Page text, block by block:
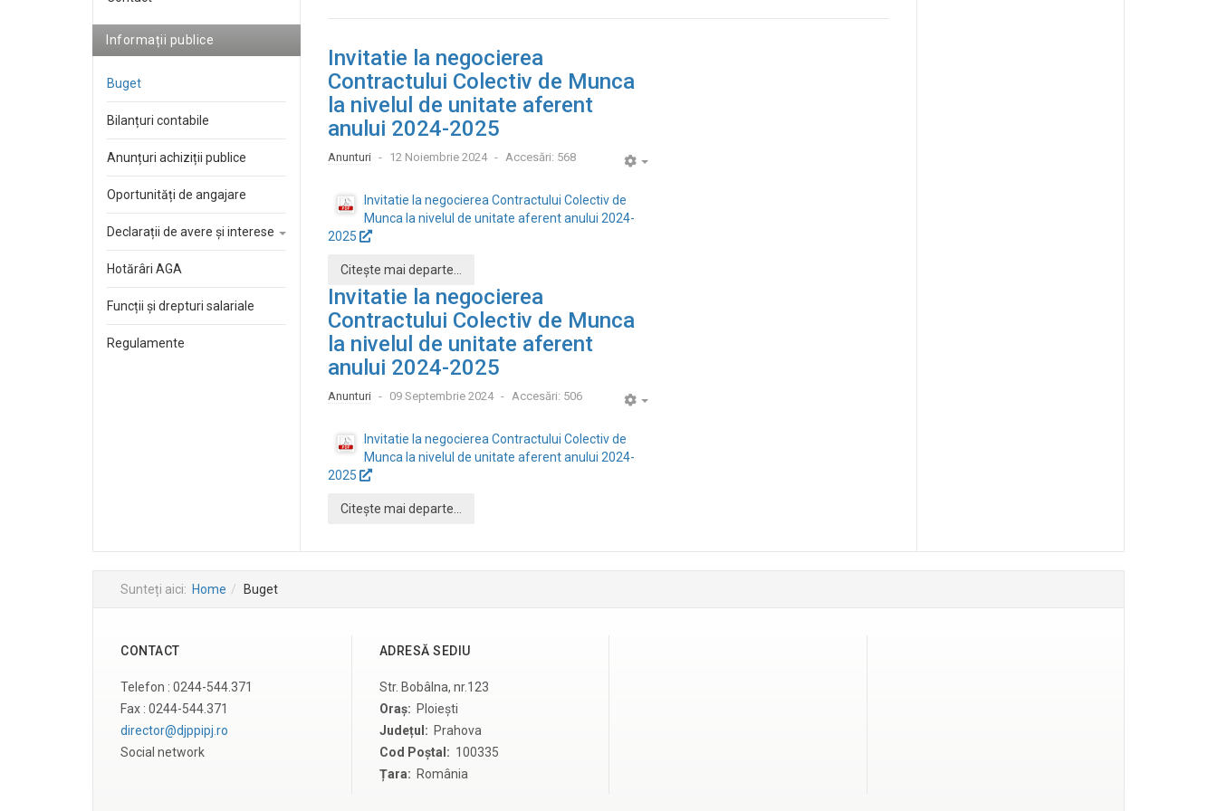
Invitatie la negocierea
Contractului Colectiv de Munca
la nivelul de unitate aferent
anului 2024-2025
Anunturi 12 Noiembrie 2024 Accesări: 568
Invitatie la negocierea Contractului Colectiv de
Munca la nivelul de unitate aferent anului 2024-
2025
Citește mai departe...
Invitatie la negocierea
Contractului Colectiv de Munca
la nivelul de unitate aferent
anului 2024-2025
Anunturi 09 Septembrie 2024 Accesări: 506
Invitatie la negocierea Contractului Colectiv de
Munca la nivelul de unitate aferent anului 2024-
2025
Citește mai departe...
Informații publice
Buget
Bilanțuri contabile
Anunțuri achiziții publice
Oportunități de angajare
Declarații de avere și interese
Hotărâri AGA
Funcții și drepturi salariale
Regulamente
Sunteți aici: Home Buget
CONTACT
Telefon : 0244-544.371
Fax : 0244-544.371
director@djppipj.ro
Social network
ADRESĂ SEDIU
Str. Bobâlna, nr.123
Oraș: Ploiești
Județul: Prahova
Cod Poștal: 100335
Țara: România